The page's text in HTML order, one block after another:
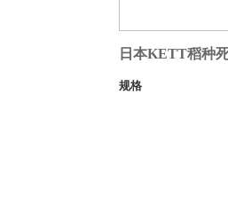
日本KETT稻种
规格